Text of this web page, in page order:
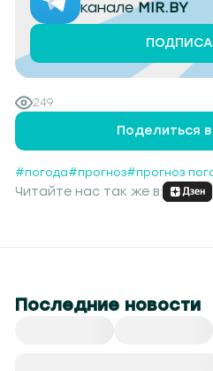
каналеMIR.BY
249
Поделиться
#погода#прогноз#прогноз
Читайте нас так же в:
Последние новости